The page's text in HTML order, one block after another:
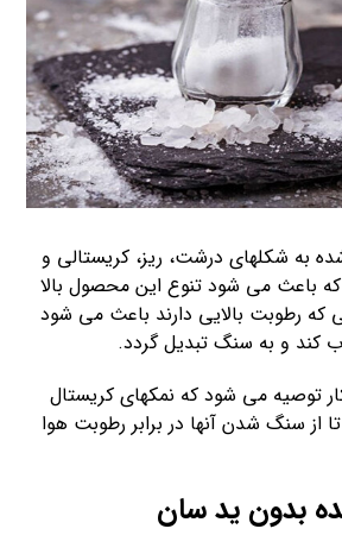
به شکلهای درشت، ریز، کریستالی و
باعث می شود تنوع این محصول بالا
که رطوبت بالایی دارند باعث می شود
کند و به سنگ تبدیل گردد.
توصیه می شود که نمکهای کریستال
از سنگ شدن آنها در برابر رطوبت هوا
بدون ید سان